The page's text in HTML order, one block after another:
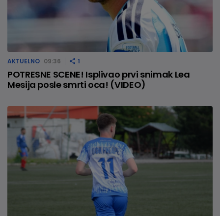
AKTUELNO 09:36 1
POTRESNE SCENE! Isplivao prvi snimak Lea
Mesija posle smrti oca! (VIDEO)